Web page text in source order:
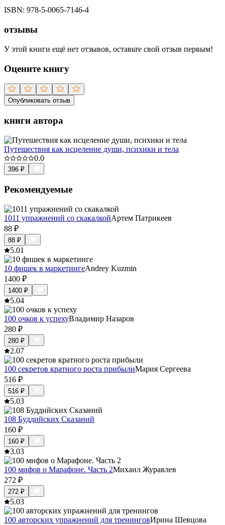
ISBN: 978-5-0065-7146-4
отзывы
У этой книги ещё нет отзывов, оставьте свой отзыв первым!
Оцените книгу
Опубликовать отзыв
книги автора
Путешествия как исцеление души, психики и тела
0.0
396 ₽
Рекомендуемые
1011 упражнений со скакалкойАртем Патрикеев
88 ₽
88 ₽
5.01
10 фишек в маркетингеAndrey Kuzmin
1400 ₽
1400 ₽
5.04
100 очков к успехуВладимир Назаров
280 ₽
280 ₽
2.07
100 секретов кратного роста прибылиМария Сергеева
516 ₽
516 ₽
5.03
108 Буддийских Сказаний
160 ₽
160 ₽
3.03
100 мифов о Марафоне. Часть 2Михаил Журавлев
272 ₽
272 ₽
5.03
100 авторских упражнений для тренинговИрина Шевцова